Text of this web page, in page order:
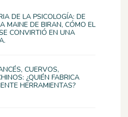
DE LA PSICOLOGÍA: DE
MAINE DE BIRAN, CÓMO EL
CONVIRTIÓ EN UNA
CUERVOS,
¿QUIÉN FABRICA
HERRAMIENTAS?